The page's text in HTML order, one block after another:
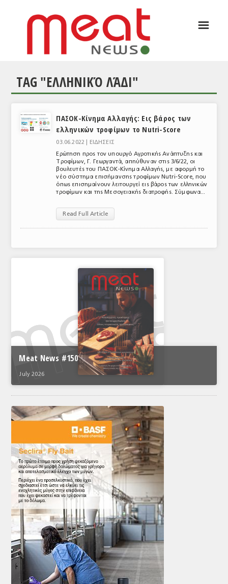
ΕΙΔΗΣΕΙΣ
ΘΕΜΑΤΑ
ΠΡΩΤΕΣ ΥΛΕΣ
ΕΞΟΠΛΙΣΜΟΣ
ΕΜΠΟΡΙΚΟΙ ΑΝΤΙΠΡΟΣΩΠΟΙ
ΝΟΜΟΘΕΣΙΑ
ΕΛΛΗΝΙΚΗ ΝΟΜΟΘΕΣΙΑ
ΕΥΡΩΠΑΪΚΗ ΝΟΜΟΘΕΣΙΑ
ΤΟ ΠΕΡΙΟΔΙΚΟ
Profile
ΑΡΧΕΙΟ ΤΕΥΧΩΝ
ΣΥΝΕΔΡΙΟ ΚΡΕΑΤΟΣ
☰
TAG "ΕΛΛΗΝΙΚΌ ΛΆΔΙ"
ΠΑΣΟΚ-Κίνημα Αλλαγής: Eις βάρος των
ελληνικών τροφίμων το Nutri-Score
03.06.2022 |
ΕΙΔΗΣΕΙΣ
Ερώτηση προς τον υπουργό Αγροτικής Ανάπτυξης και
Τροφίμων, Γ. Γεωργαντά, απηύθυναν στις 3/6/22, οι
βουλευτές του ΠΑΣΟΚ-Κίνημα Aλλαγής, με αφορμή το
νέο σύστημα επισήμανσης τροφίμων Nutri-Score, που
όπως επισημαίνουν λειτουργεί εις βάρος των ελληνικών
τροφίμων και της Μεσογειακής διατροφής. Σύμφωνα...
Read Full Article
Meat News #150
July 2026